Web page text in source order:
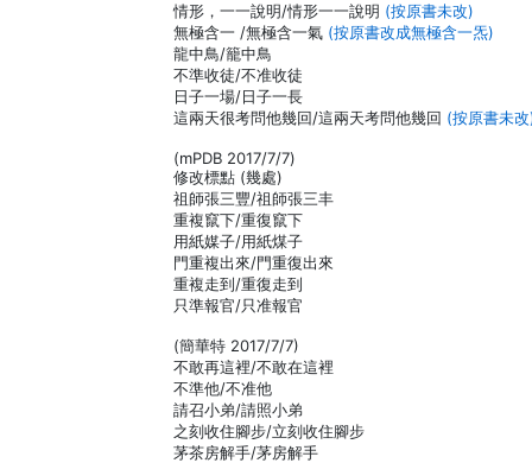
情形，一一說明/情形一一說明 (按原書未改)
無極含一 /無極含一氣 (按原書改成無極含一炁)
龍中鳥/籠中鳥
不準收徒/不准收徒
日子一場/日子一長
這兩天很考問他幾回/這兩天考問他幾回 (按原書未
(mPDB 2017/7/7)
修改標點 (幾處)
祖師張三豐/祖師張三丰
重複竄下/重復竄下
用紙媒子/用紙煤子
門重複出來/門重復出來
重複走到/重復走到
只準報官/只准報官
(簡華特 2017/7/7)
不敢再這裡/不敢在這裡
不準他/不准他
請召小弟/請照小弟
之刻收住腳步/立刻收住腳步
茅茶房解手/茅房解手